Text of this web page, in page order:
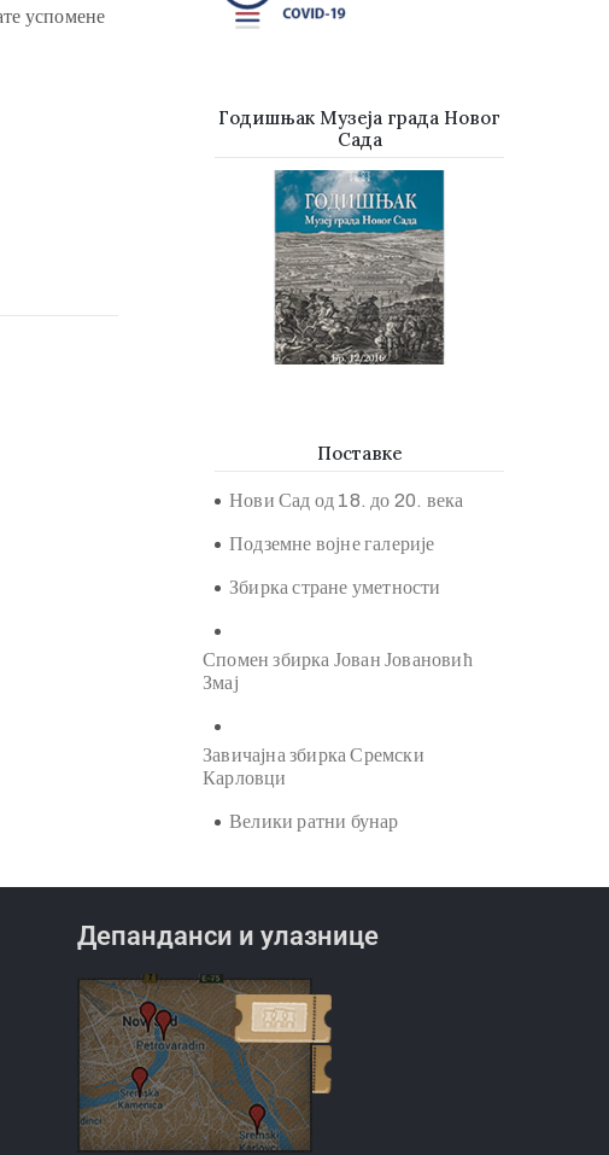
успомене
Годишњак Музеја града Новог
Сада
Поставке
Нови Сад од 18. до 20. века
Подземне војне галерије
Збирка стране уметности
Спомен збирка Јован Јовановић
Змај
Завичајна збирка Сремски
Карловци
Велики ратни бунар
Депанданси и улазнице